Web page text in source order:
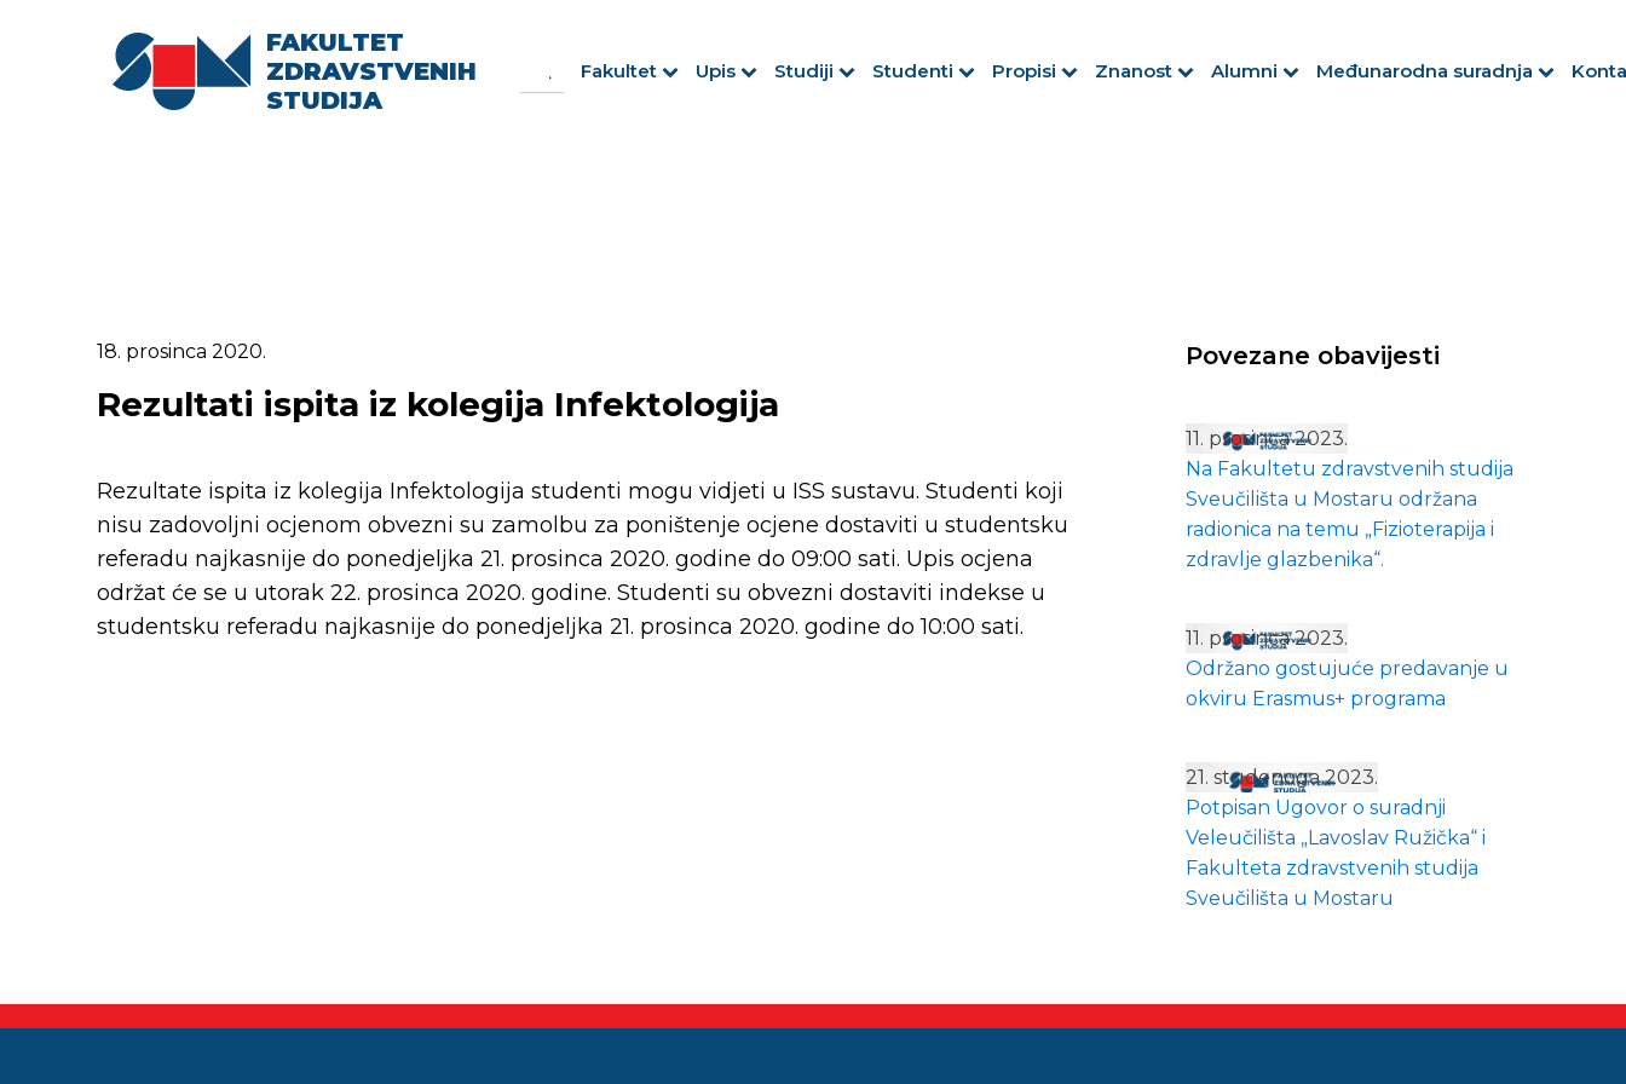
FAKULTET
ZDRAVSTVENIH
STUDIJA
for:
Fakultet Upis Studiji Studenti Propisi Znanost Alumni Međunarodna suradnja
18. prosinca 2020.
Rezultati ispita iz kolegija Infektologija
Rezultate ispita iz kolegija Infektologija studenti mogu vidjeti u ISS sustavu. Studenti koji
nisu zadovoljni ocjenom obvezni su zamolbu za poništenje ocjene dostaviti u studentsku
referadu najkasnije do ponedjeljka 21. prosinca 2020. godine do 09:00 sati. Upis ocjena
održat će se u utorak 22. prosinca 2020. godine. Studenti su obvezni dostaviti indekse u
studentsku referadu najkasnije do ponedjeljka 21. prosinca 2020. godine do 10:00 sati.
Povezane obavijesti
11. prosinca 2023.
Na Fakultetu zdravstvenih studija
Sveučilišta u Mostaru održana
radionica na temu „Fizioterapija i
zdravlje glazbenika“.
11. prosinca 2023.
Održano gostujuće predavanje u
okviru Erasmus+ programa
21. studenoga 2023.
Potpisan Ugovor o suradnji
Veleučilišta „Lavoslav Ružička“ i
Fakulteta zdravstvenih studija
Sveučilišta u Mostaru